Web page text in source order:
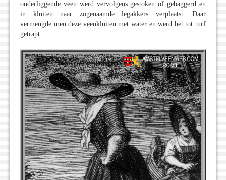
onderliggende veen werd vervolgens gestoken of gebaggerd en
in kluiten naar zogenaamde legakkers verplaatst. Daar
vermengde men deze veenkluiten met water en werd het tot turf
getrapt.